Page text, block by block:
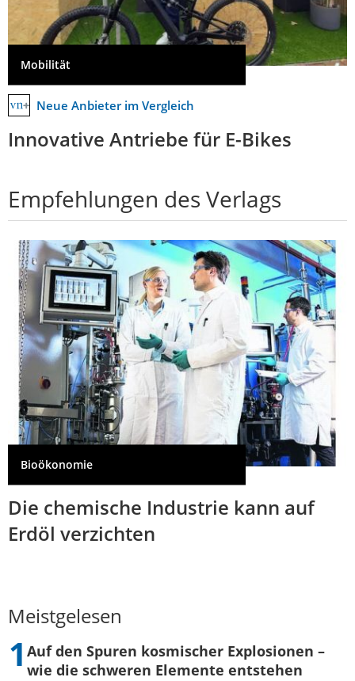
Mobilität
Neue Anbieter im Vergleich
Innovative Antriebe für E-Bikes
Empfehlungen des Verlags
Bioökonomie
Die chemische Industrie kann auf
Erdöl verzichten
Meistgelesen
Auf den Spuren kosmischer Explosionen –
wie die schweren Elemente entstehen